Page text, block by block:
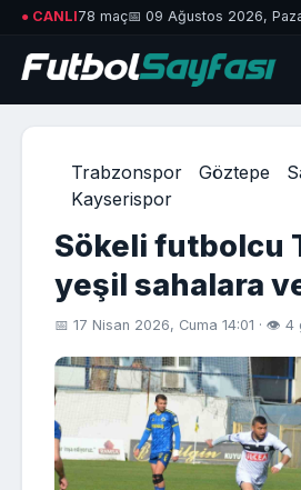
● CANLI78 maç📅 09 Ağustos 2026,
Trabzonspor Göztepe
Kayserispor
Sökeli futbolcu
yeşil sahalara
📅 17 Nisan 2026, Cuma 14:01 · 👁 4